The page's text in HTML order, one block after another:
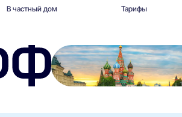
В частный дом Тарифы